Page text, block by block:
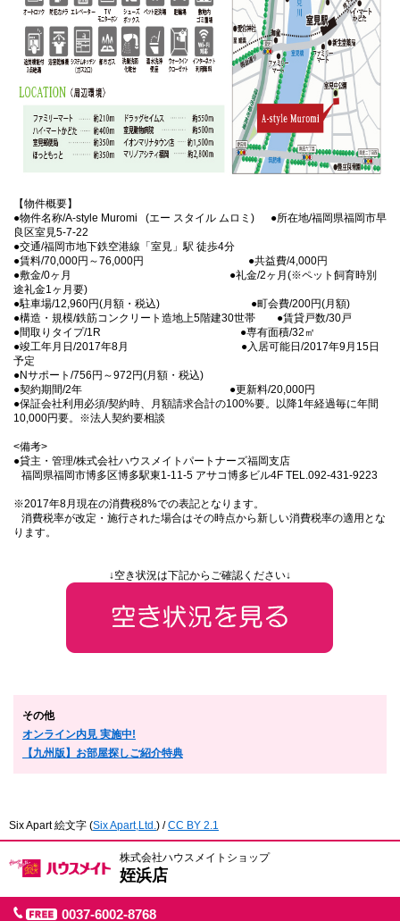
【物件概要】
●物件名称/A-style Muromi (エー スタイル ムロミ) ●所在地/福岡県福岡市早
良区室見5-7-22
●交通/福岡市地下鉄空港線「室見」駅 徒歩4分
●賃料/70,000円～76,000円 ●共益費/4,000円
●敷金/0ヶ月 ●礼金/2ヶ月(※ペット飼育時別
途礼金1ヶ月要)
●駐車場/12,960円(月額・税込) ●町会費/200円(月額)
●構造・規模/鉄筋コンクリート造地上5階建30世帯 ●賃貸戸数/30戸
●間取りタイプ/1R ●専有面積/32㎡
●竣工年月日/2017年8月 ●入居可能日/2017年9月15日
予定
●Nサポート/756円～972円(月額・税込)
●契約期間/2年 ●更新料/20,000円
●保証会社利用必須/契約時、月額請求合計の100%要。以降1年経過毎に年間
10,000円要。※法人契約要相談
<備考>
●貸主・管理/株式会社ハウスメイトパートナーズ福岡支店
福岡県福岡市博多区博多駅東1-11-5 アサコ博多ビル4F TEL.092-431-9223
※2017年8月現在の消費税8%での表記となります。
消費税率が改定・施行された場合はその時点から新しい消費税率の適用とな
ります。
↓空き状況は下記からご確認ください↓
その他
オンライン内見 実施中!
【九州版】お部屋探しご紹介特典
Six Apart 絵文字 (Six Apart,Ltd. ) /CC BY 2.1
株式会社ハウスメイトショップ
姪浜店
0037-6002-8768